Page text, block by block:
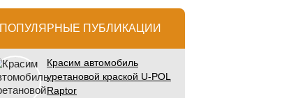
ПОПУЛЯРНЫЕ ПУБЛИКАЦИИ
Красим автомобиль
уретановой краской U-POL
Raptor